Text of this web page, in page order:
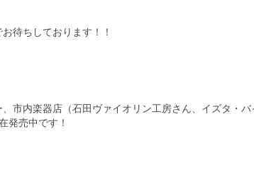
待ちしております！！
市内楽器店（石田ヴァイオリン工房さん、イズタ・バ
発売中です！